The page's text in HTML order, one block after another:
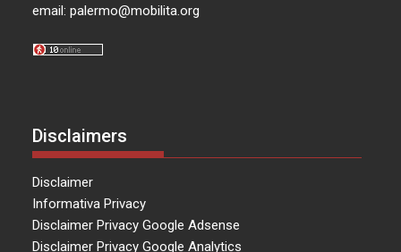
email:palermo@mobilita.org
Disclaimers
Disclaimer
Informativa Privacy
Disclaimer Privacy Google Adsense
Disclaimer Privacy Google Analytics